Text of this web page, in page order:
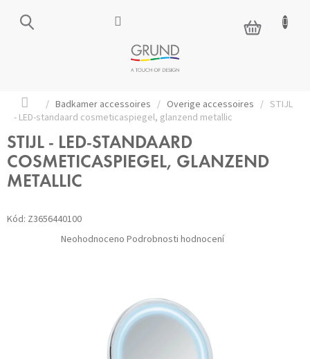
NÁKUPNÍ
KOŠÍK
Domů
/ Badkamer accessoires / Overige accessoires / STIJL
- LED-standaard cosmeticaspiegel, glanzend metallic
STIJL - LED-STANDAARD
COSMETICASPIEGEL, GLANZEND
METALLIC
Kód: Z3656440100
Průměrné
hodnocení
Neohodnoceno Podrobnosti hodnocení